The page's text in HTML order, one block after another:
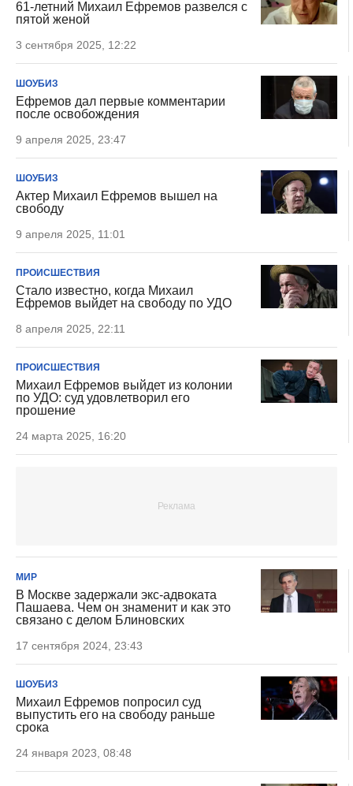
61-летний Михаил Ефремов развелся с
пятой женой
3 сентября 2025, 12:22
ШОУБИЗ
Ефремов дал первые комментарии
после освобождения
9 апреля 2025, 23:47
ШОУБИЗ
Актер Михаил Ефремов вышел на
свободу
9 апреля 2025, 11:01
ПРОИСШЕСТВИЯ
Стало известно, когда Михаил
Ефремов выйдет на свободу по УДО
8 апреля 2025, 22:11
ПРОИСШЕСТВИЯ
Михаил Ефремов выйдет из колонии
по УДО: суд удовлетворил его
прошение
24 марта 2025, 16:20
МИР
В Москве задержали экс-адвоката
Пашаева. Чем он знаменит и как это
связано с делом Блиновских
17 сентября 2024, 23:43
ШОУБИЗ
Михаил Ефремов попросил суд
выпустить его на свободу раньше
срока
24 января 2023, 08:48